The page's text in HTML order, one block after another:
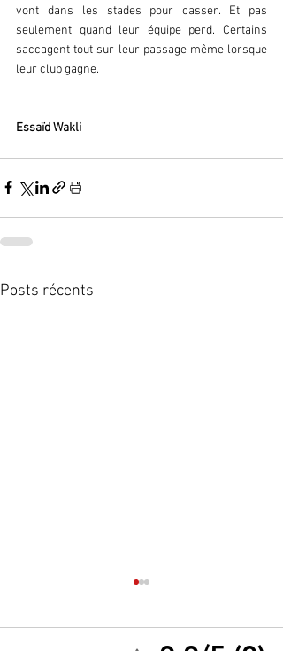
vont dans les stades pour casser. Et pas
seulement quand leur équipe perd. Certains
saccagent tout sur leur passage même lorsque
leur club gagne.
Essaïd Wakli
Posts récents